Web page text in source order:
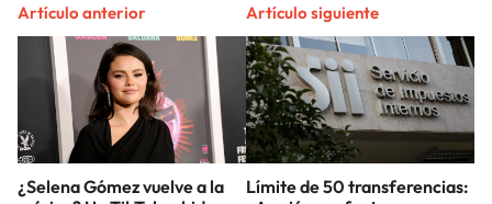
Artículo anterior
¿Selena Gómez vuelve a la
Artículo siguiente
Límite de 50 transferencias: